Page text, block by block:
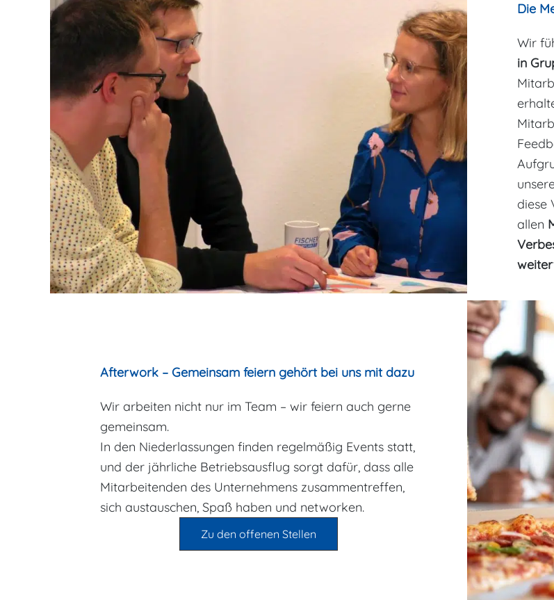
Die
Wir
in
diese
allen
Afterwork – Gemeinsam feiern gehört bei uns mit dazu
Wir arbeiten nicht nur im Team – wir feiern auch gerne
gemeinsam.
In den Niederlassungen finden regelmäßig Events statt,
und der jährliche Betriebsausflug sorgt dafür, dass alle
Mitarbeitenden des Unternehmens zusammentreffen,
sich austauschen, Spaß haben und networken.
Zu den offenen Stellen